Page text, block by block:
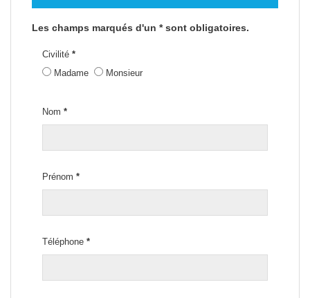
Les champs marqués d'un * sont obligatoires.
Civilité *
Madame
Monsieur
Nom *
Prénom *
Téléphone *